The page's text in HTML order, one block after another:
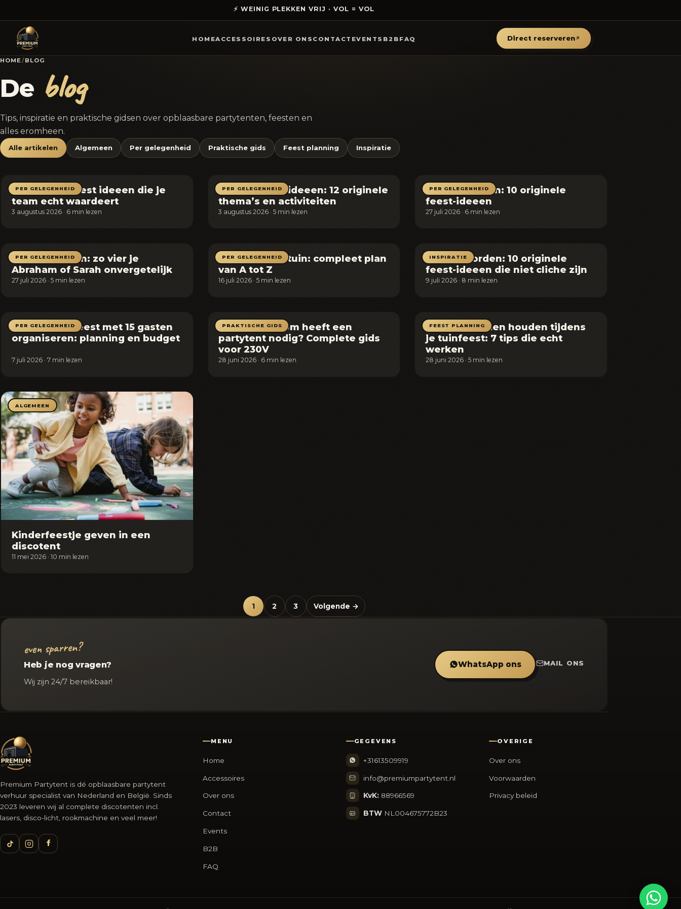
⚡ WEINIG PLEKKEN VRIJ · VOL = VOL
HOMEACCESSOIRES OVER ONS CONTACT EVENTS B2B FAQ Direct reserveren
HOME/BLOG
De blog
Tips, inspiratie en praktische gidsen over opblaasbare partytenten, feesten en
alles eromheen.
Alle artikelen Algemeen Per gelegenheid Praktische gids Feest planning Inspiratie
PER GELEGENHEID
Personeelsfeest ideeen die je
team echt waardeert
3 augustus 2026 · 6 min lezen
PER GELEGENHEID
Bedrijfsfeest ideeen: 12 originele
thema’s en activiteiten
3 augustus 2026 · 5 min lezen
PER GELEGENHEID
30 jaar worden: 10 originele
feest-ideeen
27 juli 2026 · 6 min lezen
PER GELEGENHEID
50 jaar worden: zo vier je
Abraham of Sarah onvergetelijk
27 juli 2026 · 5 min lezen
PER GELEGENHEID
Bruiloft in de tuin: compleet plan
van A tot Z
16 juli 2026 · 5 min lezen
INSPIRATIE
40 jaar worden: 10 originele
feest-ideeen die niet cliche zijn
9 juli 2026 · 8 min lezen
PER GELEGENHEID
Vrijgezellenfeest met 15 gasten
organiseren: planning en budget
7 juli 2026 · 7 min lezen
PRAKTISCHE GIDS
Hoeveel stroom heeft een
partytent nodig? Complete gids
voor 230V
28 juni 2026 · 6 min lezen
FEEST PLANNING
Buren tevreden houden tijdens
je tuinfeest: 7 tips die echt
werken
28 juni 2026 · 5 min lezen
ALGEMEEN
Kinderfeestje geven in een
discotent
11 mei 2026 · 10 min lezen
paginering
1 2 3 Volgende →
even sparren?
Heb je nog vragen?
Wij zijn 24/7 bereikbaar!
WhatsApp ons MAIL ONS
Premium Partytent is dé opblaasbare partytent
verhuur specialist van Nederland en België. Sinds
2023 leveren wij al complete discotenten incl.
lasers, disco-licht, rookmachine en veel meer!
MENU
Home
Accessoires
Over ons
Contact
Events
B2B
FAQ
GEGEVENS
+31613509919
info@premiumpartytent.nl
KvK:88966569
BTWNL004675772B23
OVERIGE
Over ons
Voorwaarden
Privacy beleid